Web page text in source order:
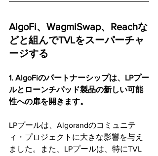
AlgoFi、WagmiSwap、Reachな
どと組んでTVLをスーパーチャ
ージする
1. AlgoFiのパートナーシップは、LPプー
ルとローンチパッド製品の新しい可能
性への扉を開きます。
LPプールは、Algorandのコミュニテ
ィ・プロジェクトに大きな影響を与え
ました。また、LPプールは、特にTVL